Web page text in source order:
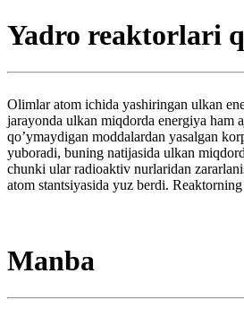
Yadro reaktorlari
Olimlar atom ichida yashiringan ulkan
jarayonda ulkan miqdorda energiya
qo’ymaydigan moddalardan yasalgan
yuboradi, buning natijasida ulkan
chunki ular radioaktiv nurlaridan
atom stantsiyasida yuz berdi.
Manba